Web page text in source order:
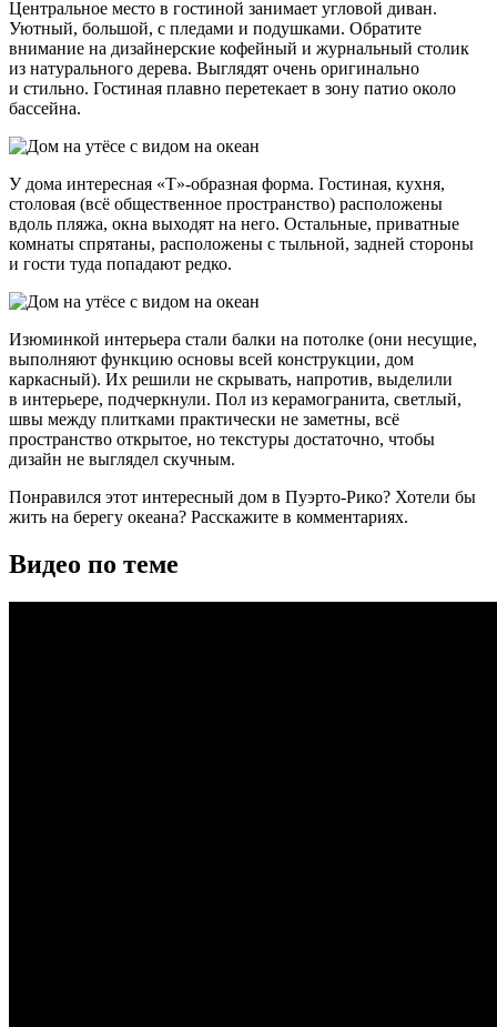
Центральное место в гостиной занимает угловой диван.
Уютный, большой, с пледами и подушками. Обратите
внимание на дизайнерские кофейный и журнальный столик
из натурального дерева. Выглядят очень оригинально
и стильно. Гостиная плавно перетекает в зону патио около
бассейна.
У дома интересная «Т»-образная форма. Гостиная, кухня,
столовая (всё общественное пространство) расположены
вдоль пляжа, окна выходят на него. Остальные, приватные
комнаты спрятаны, расположены с тыльной, задней стороны
и гости туда попадают редко.
Изюминкой интерьера стали балки на потолке (они несущие,
выполняют функцию основы всей конструкции, дом
каркасный). Их решили не скрывать, напротив, выделили
в интерьере, подчеркнули. Пол из керамогранита, светлый,
швы между плитками практически не заметны, всё
пространство открытое, но текстуры достаточно, чтобы
дизайн не выглядел скучным.
Понравился этот интересный дом в Пуэрто-Рико? Хотели бы
жить на берегу океана? Расскажите в комментариях.
Видео по теме